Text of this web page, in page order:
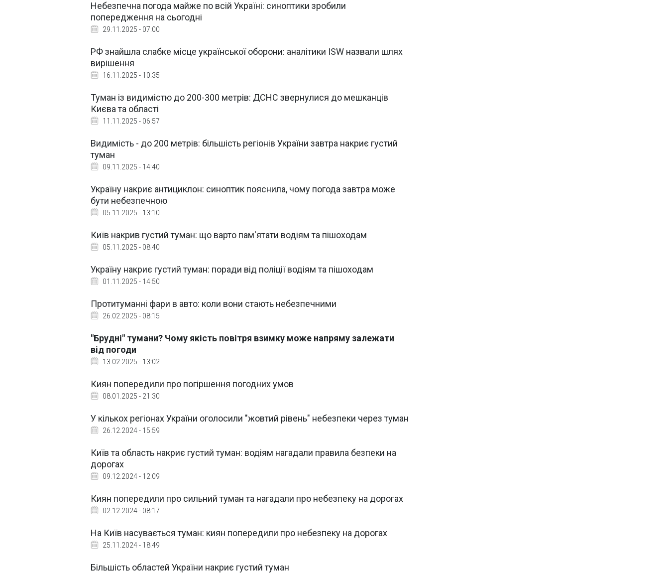
Небезпечна погода майже по всій Україні: синоптики зробили
попередження на сьогодні
29.11.2025 - 07:00
РФ знайшла слабке місце української оборони: аналітики ISW назвали шлях
вирішення
16.11.2025 - 10:35
Туман із видимістю до 200-300 метрів: ДСНС звернулися до мешканців
Києва та області
11.11.2025 - 06:57
Видимість - до 200 метрів: більшість регіонів України завтра накриє густий
туман
09.11.2025 - 14:40
Україну накриє антициклон: синоптик пояснила, чому погода завтра може
бути небезпечною
05.11.2025 - 13:10
Київ накрив густий туман: що варто пам'ятати водіям та пішоходам
05.11.2025 - 08:40
Україну накриє густий туман: поради від поліції водіям та пішоходам
01.11.2025 - 14:50
Протитуманні фари в авто: коли вони стають небезпечними
26.02.2025 - 08:15
"Брудні" тумани? Чому якість повітря взимку може напряму залежати
від погоди
13.02.2025 - 13:02
Киян попередили про погіршення погодних умов
08.01.2025 - 21:30
У кількох регіонах України оголосили "жовтий рівень" небезпеки через туман
26.12.2024 - 15:59
Київ та область накриє густий туман: водіям нагадали правила безпеки на
дорогах
09.12.2024 - 12:09
Киян попередили про сильний туман та нагадали про небезпеку на дорогах
02.12.2024 - 08:17
На Київ насувається туман: киян попередили про небезпеку на дорогах
25.11.2024 - 18:49
Більшість областей України накриє густий туман